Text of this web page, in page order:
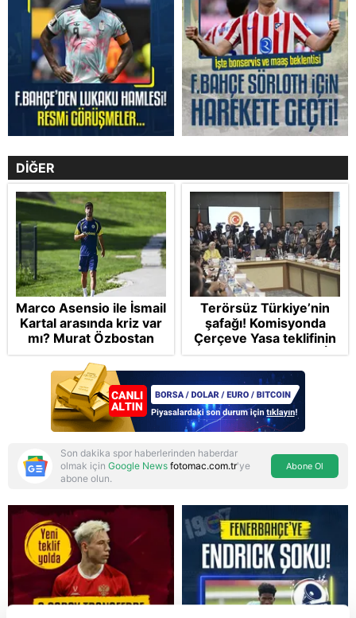
Reddet
DİĞER
Marco Asensio ile İsmail
Kartal arasında kriz var
mı? Murat Özbostan
analiz etti: Egoları da
yönetmelisiniz
Terörsüz Türkiye’nin
şafağı! Komisyonda
Çerçeve Yasa teklifinin
maddelerine geçildi: İP
ve Yeni Parti'den
provokasyon
Son dakika spor haberlerinden haberdar
olmak için Google News fotomac.com.tr'ye
abone olun.
Abone Ol